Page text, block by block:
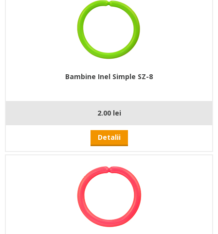
Bambine Inel Simple SZ-8
2.00 lei
Detalii